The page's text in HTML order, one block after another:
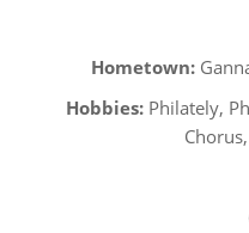
Hometown:
Hobbies: Philately,